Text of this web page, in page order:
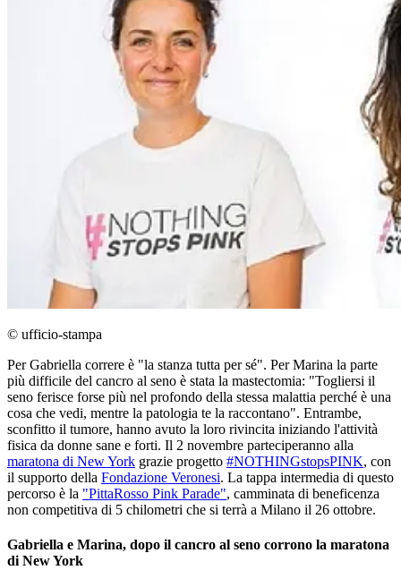
© ufficio-stampa
Per Gabriella correre è "la stanza tutta per sé". Per Marina la parte
più difficile del cancro al seno è stata la mastectomia: "Togliersi il
seno ferisce forse più nel profondo della stessa malattia perché è una
cosa che vedi, mentre la patologia te la raccontano". Entrambe,
sconfitto il tumore, hanno avuto la loro rivincita iniziando l'attività
fisica da donne sane e forti. Il 2 novembre parteciperanno alla
maratona di New York grazie progetto #NOTHINGstopsPINK, con
il supporto della Fondazione Veronesi. La tappa intermedia di questo
percorso è la "PittaRosso Pink Parade", camminata di beneficenza
non competitiva di 5 chilometri che si terrà a Milano il 26 ottobre.
Gabriella e Marina, dopo il cancro al seno corrono la maratona
di New York